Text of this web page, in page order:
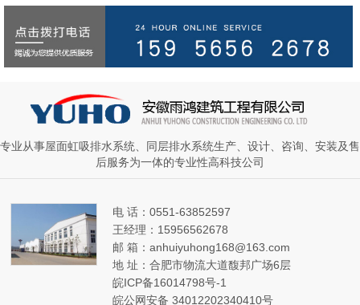
专业从事屋面虹吸排水系统、同层排水系统生产、设计、咨询、安装及售
后服务为一体的专业性高科技公司
电 话：0551-63852597
王经理：15956562678
邮 箱：anhuiyuhong168@163.com
地 址：合肥市物流大道馥邦广场6层
皖ICP备16014798号-1
皖公网安备 34012202340410号